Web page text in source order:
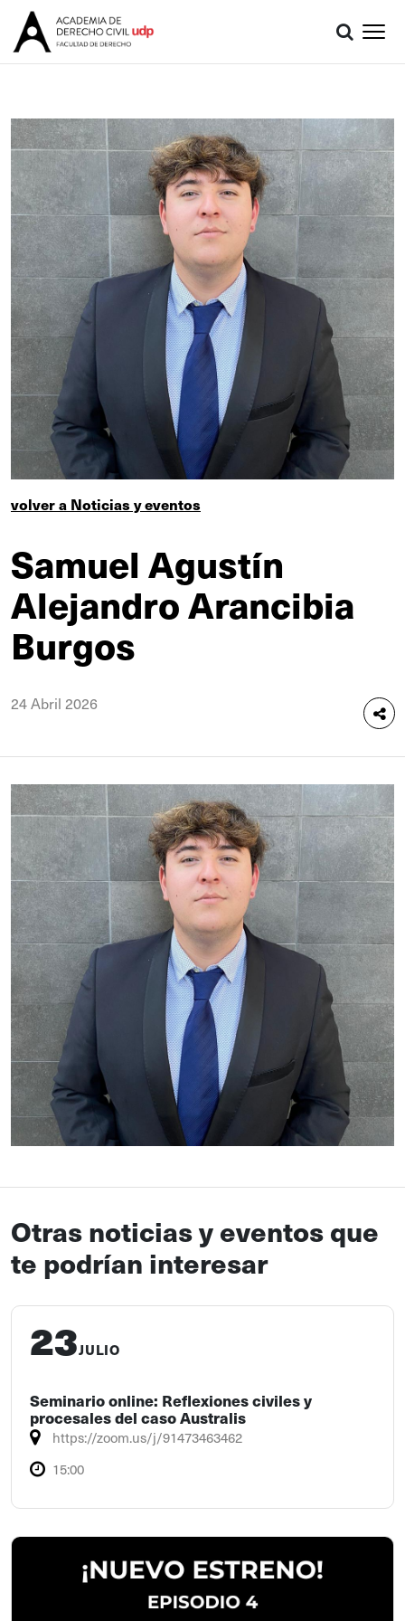
volver a Noticias y eventos
Samuel Agustín
Alejandro Arancibia
Burgos
24 Abril 2026
Otras noticias y eventos que
te podrían interesar
23JULIO
Seminario online: Reflexiones civiles y
procesales del caso Australis
https://zoom.us/j/91473463462
15:00